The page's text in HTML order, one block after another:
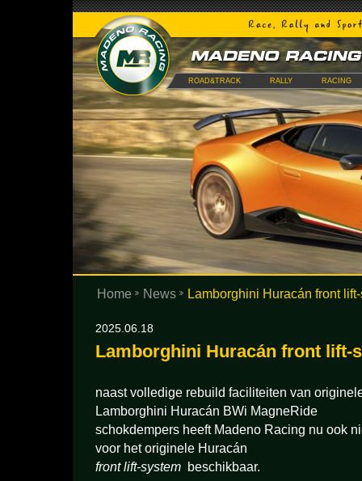
ROAD&TRACK RALLY RACING
Home News Lamborghini Huracán front
2025.06.18
Lamborghini Huracán front lift-
naast volledige rebuild faciliteiten van
Lamborghini Huracán BWi MagneRide
schokdempers heeft Madeno Racing nu ook
voor het originele Huracán
front lift-system beschikbaar.